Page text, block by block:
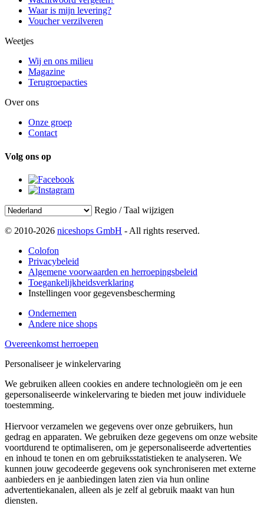
Waar is mijn levering?
Voucher verzilveren
Weetjes
Wij en ons milieu
Magazine
Terugroepacties
Over ons
Onze groep
Contact
Volg ons op
Regio / Taal wijzigen
© 2010-2026 niceshops GmbH - All rights reserved.
Colofon
Privacybeleid
Algemene voorwaarden en herroepingsbeleid
Toegankelijkheidsverklaring
Instellingen voor gegevensbescherming
Ondernemen
Andere nice shops
Overeenkomst herroepen
Personaliseer je winkelervaring
We gebruiken alleen cookies en andere technologieën om je een
gepersonaliseerde winkelervaring te bieden met jouw individuele
toestemming.
Hiervoor verzamelen we gegevens over onze gebruikers, hun
gedrag en apparaten. We gebruiken deze gegevens om onze website
voortdurend te optimaliseren, om je gepersonaliseerde advertenties
en inhoud te tonen en om gebruiksstatistieken te analyseren. We
kunnen jouw gecodeerde gegevens ook synchroniseren met externe
aanbieders en je aanbiedingen laten zien via hun online
advertentiekanalen, alleen als je zelf al gebruik maakt van hun
diensten.